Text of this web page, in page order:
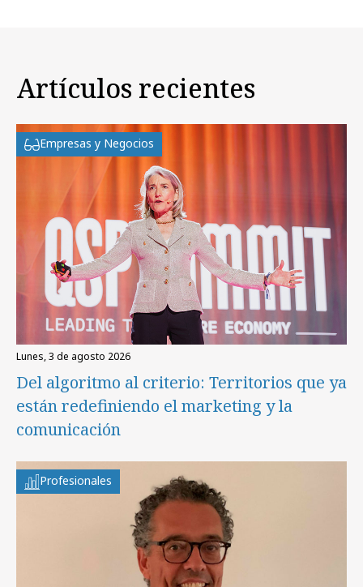
Artículos recientes
Empresas y Negocios
lunes, 3 de agosto 2026
Del algoritmo al criterio: Territorios que ya
están redefiniendo el marketing y la
comunicación
Profesionales